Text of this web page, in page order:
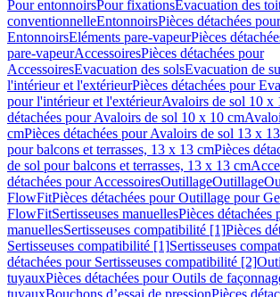
Pour entonnoirsPour fixationsEvacuation des
conventionnelleEntonnoirsPièces détachées pour
EntonnoirsEléments pare-vapeurPièces
pare-vapeurAccessoiresPièces détachées pour
AccessoiresEvacuation des solsEvacuation de
l'intérieur et l'extérieurPièces détachées pour
pour l'intérieur et l'extérieurAvaloirs de sol 10 x
détachées pour Avaloirs de sol 10 x 10 cm
cmPièces détachées pour Avaloirs de sol 13 x
pour balcons et terrasses, 13 x 13 cmPièces
de sol pour balcons et terrasses, 13 x 13 cm
détachées pour AccessoiresOutillageOutillage
FlowFitPièces détachées pour Outillage pour
FlowFitSertisseuses manuellesPièces détachées
manuellesSertisseuses compatibilité [1]Pièces
Sertisseuses compatibilité [1]Sertisseuses
détachées pour Sertisseuses compatibilité [2]
tuyauxPièces détachées pour Outils de
tuyauxBouchons d’essai de pressionPièces